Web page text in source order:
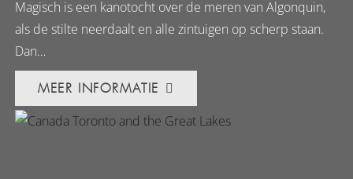
Magisch is een kanotocht over de meren van Algonquin,
als de stilte neerdaalt en alle zintuigen op scherp staan.
Dan…
MEER INFORMATIE